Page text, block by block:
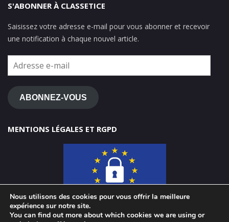
S'ABONNER À CLASSETICE
Saisissez votre adresse e-mail pour vous abonner et recevoir
une notification à chaque nouvel article.
Adresse
e-
mail
ABONNEZ-VOUS
MENTIONS LÉGALES ET RGPD
Nous utilisons des cookies pour vous offrir la meilleure
expérience sur notre site.
You can find out more about which cookies we are using or